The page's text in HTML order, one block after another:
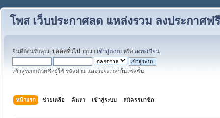
โพส เว็บประกาศลด แหล่งรวม ลงประกาศฟรี
ยินดีต้อนรับคุณ, บุคคลทั่วไป กรุณา เข้าสู่ระบบ หรือ ลงทะเบียน
เข้าสู่ระบบด้วยชื่อผู้ใช้ รหัสผ่าน และระยะเวลาในเซสชั่น
หน้าแรก ช่วยเหลือ ค้นหา เข้าสู่ระบบ สมัครสมาชิก